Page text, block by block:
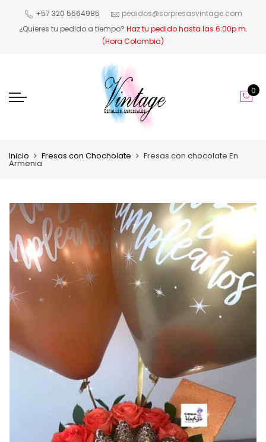
+57 320 5564985
pedidos@sorpresasvintage.com
¿Quieres tu pedido a tiempo? Haz tu pedido hasta las 6:00p.m.
(Hora Colombia)
0
Inicio Fresas con Chocholate Fresas con chocolate En
Armenia